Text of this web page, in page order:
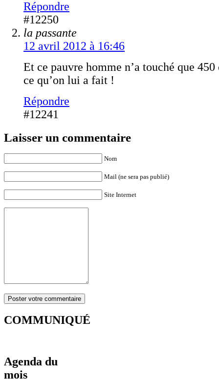
Répondre
#12250
la passante
12 avril 2012 à 16:46
Et ce pauvre homme n’a touché que
ce qu’on lui a fait !
Répondre
#12241
Laisser un commentaire
Nom
Mail (ne sera pas publié)
Site Internet
COMMUNIQUÉ
Agenda du
mois